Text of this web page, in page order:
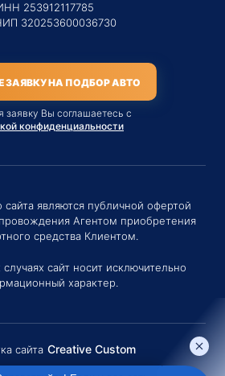
253912117785
320253600036730
ЗАЯВКУ НА ПОДБОР АВТО
заявку Вы соглашаетесь с
конфиденциальности
являются публичной офертой
Агентом приобретения
средства Клиентом.
сайт носит исключительно
характер.
сайта Creative Custom